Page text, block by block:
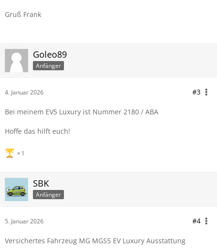
Gruß Frank
Goleo89
Anfänger
4. Januar 2026 #3
Bei meinem EV5 Luxury ist Nummer 2180 / ABA
Hoffe das hilft euch!
1
SBK
Anfänger
5. Januar 2026 #4
Versichertes Fahrzeug MG MGS5 EV Luxury Ausstattung